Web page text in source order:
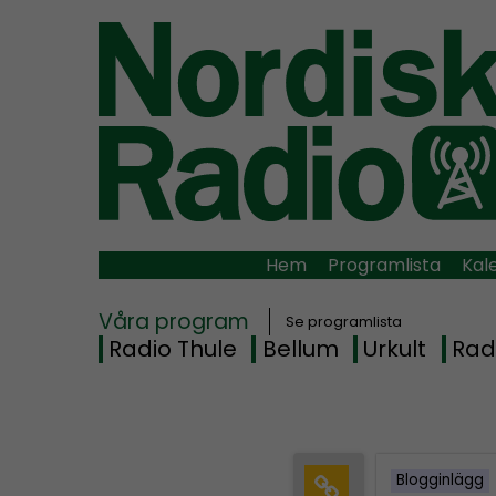
Hem Programlista
Våra program Se programlista
Radio Thule Bellum Urkult
Blogginlägg